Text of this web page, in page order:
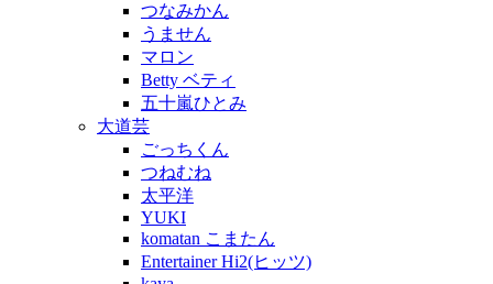
つなみかん
うません
マロン
Betty ベティ
五十嵐ひとみ
大道芸
ごっちくん
つねむね
太平洋
YUKI
komatan こまたん
Entertainer Hi2(ヒッツ)